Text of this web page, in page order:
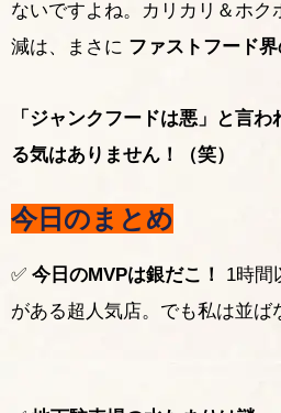
ないですよね。カリカリ＆ホク
減は、まさに ファストフード
「ジャンクフードは悪」と言
る気はありません！（笑）
今日のまとめ
✅ 今日のMVPは銀だこ！
1時間
がある超人気店。でも私は並ば